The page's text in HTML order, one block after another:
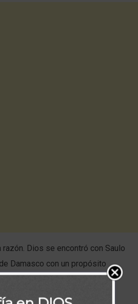
razón. Dios se encontró con Saulo
Damasco con un propósito
planeado perseguir a los
con Cristo lo cambió para